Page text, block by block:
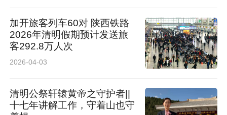
加开旅客列车60对 陕西铁路
2026年清明假期预计发送旅
客292.8万人次
2026-04-03
清明公祭轩辕黄帝之守护者||
十七年讲解工作，守着山也守